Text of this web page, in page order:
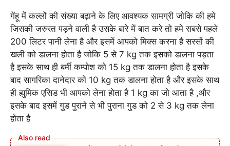
गेंहू में कल्लों की संख्या बढ़ाने के लिए आवश्यक सामग्री जोकि की हमे
जिसकी जरुरत पड़ने वाली है उसके बारे में बात करे तो हमे सबसे पहले
200 लिटर पानी लेना है और इसमें आपको मिक्स करना है सरसों की
खली को डालना होता है जोकि 5 से 7 kg तक इसको डालना पड़ता
है इसके साथ ही बर्मी कम्पोश को 15 kg तक डालना होता है इसके
बाद सागरिका दानेदार को 10 kg तक डालना होता है और इसके साथ
ही ह्युमिक एसिड भी आपको लेना होता है 1 kg का जो आता है ,और
इसके बाद इसमें गुड पुराने से भी पुराना गुड को 2 से 3 kg तक लेना
होता है